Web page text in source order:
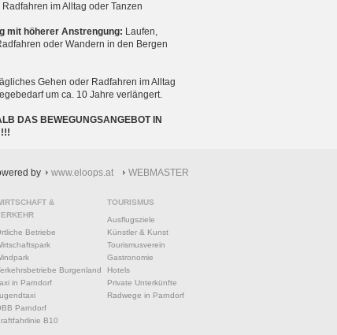
im Alltag oder Tanzen
mit höherer Anstrengung: Laufen,
oder Wandern in den Bergen
Gehen oder Radfahren im Alltag
um ca. 10 Jahre verlängert.
DAS BEWEGUNGSANGEBOT IN
by www.eloops.at WEBMASTER
&
Betriebe
Burgenland
in Parndorf
Parndorf
B10
TOURISMUS
Ausflugsziele
Künstler & Kunst
Tourismusverein
Gastronomie
Hotels
Private Unterkünfte
Radwege in Parndorf